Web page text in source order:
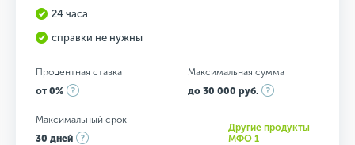
24 часа
справки не нужны
Процентная ставка
от 0%
Максимальная сумма
до 30 000 руб.
Максимальный срок
30 дней
Другие продукты
МФО 1